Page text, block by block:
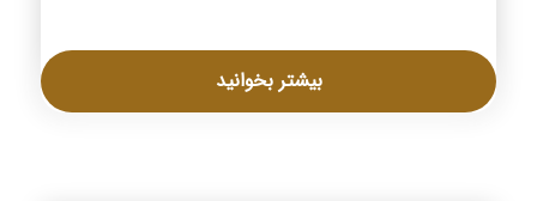
بیشتر بخوانید